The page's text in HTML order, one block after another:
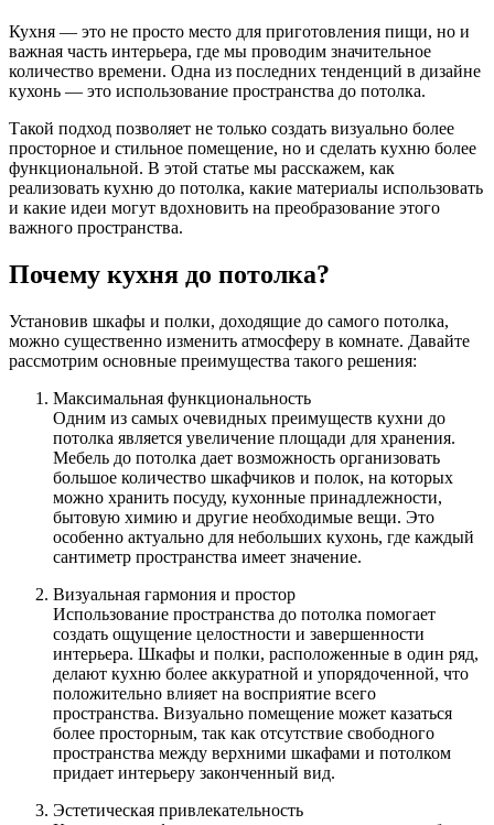
Кухня — это не просто место для приготовления пищи, но и
важная часть интерьера, где мы проводим значительное
количество времени. Одна из последних тенденций в дизайне
кухонь — это использование пространства до потолка.
Такой подход позволяет не только создать визуально более
просторное и стильное помещение, но и сделать кухню более
функциональной. В этой статье мы расскажем, как
реализовать кухню до потолка, какие материалы использовать
и какие идеи могут вдохновить на преобразование этого
важного пространства.
Почему кухня до потолка?
Установив шкафы и полки, доходящие до самого потолка,
можно существенно изменить атмосферу в комнате. Давайте
рассмотрим основные преимущества такого решения:
Максимальная функциональность
Одним из самых очевидных преимуществ кухни до
потолка является увеличение площади для хранения.
Мебель до потолка дает возможность организовать
большое количество шкафчиков и полок, на которых
можно хранить посуду, кухонные принадлежности,
бытовую химию и другие необходимые вещи. Это
особенно актуально для небольших кухонь, где каждый
сантиметр пространства имеет значение.
Визуальная гармония и простор
Использование пространства до потолка помогает
создать ощущение целостности и завершенности
интерьера. Шкафы и полки, расположенные в один ряд,
делают кухню более аккуратной и упорядоченной, что
положительно влияет на восприятие всего
пространства. Визуально помещение может казаться
более просторным, так как отсутствие свободного
пространства между верхними шкафами и потолком
придает интерьеру законченный вид.
Эстетическая привлекательность